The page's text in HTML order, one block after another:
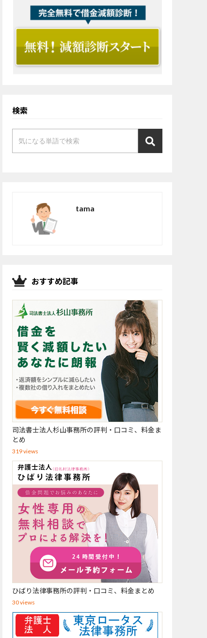
検索
tama
おすすめ記事
司法書士法人杉山事務所の評判・口コミ、料金ま
とめ
319 views
ひばり法律事務所の評判・口コミ、料金まとめ
30 views